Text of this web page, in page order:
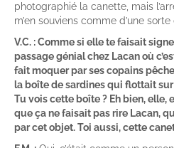
photographié la canette, mais
m’en souviens comme d’une
V.C. : Comme si elle te faisait
passage génial chez Lacan où
fait moquer par ses copains
la boîte de sardines qui flottait
Tu vois cette boîte ? Eh bien, elle,
que ça ne faisait pas rire Lacan,
par cet objet. Toi aussi, cette